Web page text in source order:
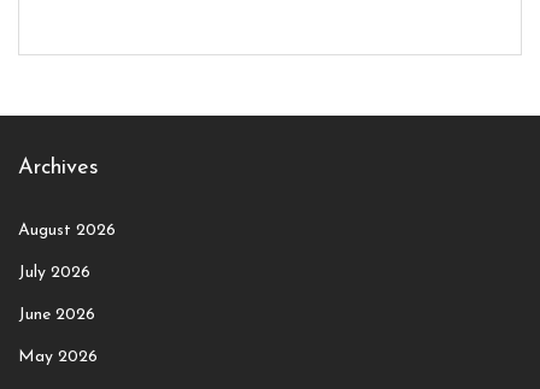
Archives
August 2026
July 2026
June 2026
May 2026